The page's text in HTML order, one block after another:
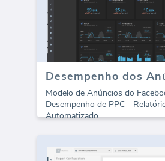
Modelo de Anúncios do
Desempenho de PPC -
Automatizado